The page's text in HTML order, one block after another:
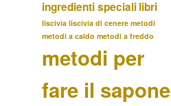
ingredienti specialilibri
liscivia liscivia di cenere metodi
metodi a caldo metodi a freddo
metodi per
fare il sapone